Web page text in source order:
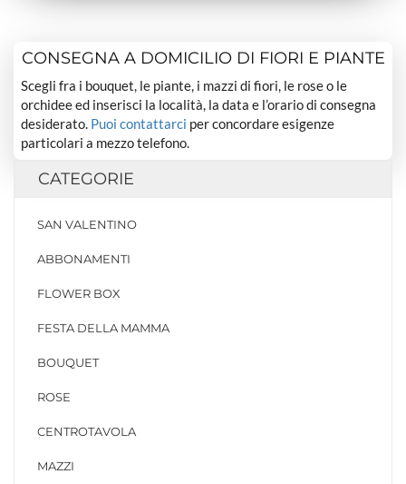
CONSEGNA A DOMICILIO DI FIORI E PIANTE
Scegli fra i bouquet, le piante, i mazzi di fiori, le rose o le
orchidee ed inserisci la località, la data e l’orario di consegna
desiderato. Puoi contattarci per concordare esigenze
particolari a mezzo telefono.
CATEGORIE
SAN VALENTINO
ABBONAMENTI
FLOWER BOX
FESTA DELLA MAMMA
BOUQUET
ROSE
CENTROTAVOLA
MAZZI